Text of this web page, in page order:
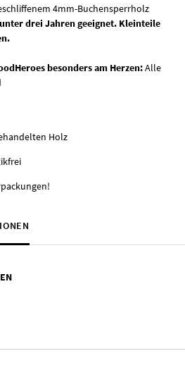
4mm-Buchensperrholz
drei Jahren geeignet. Kleinteile
besonders am Herzen:Alle
Holz